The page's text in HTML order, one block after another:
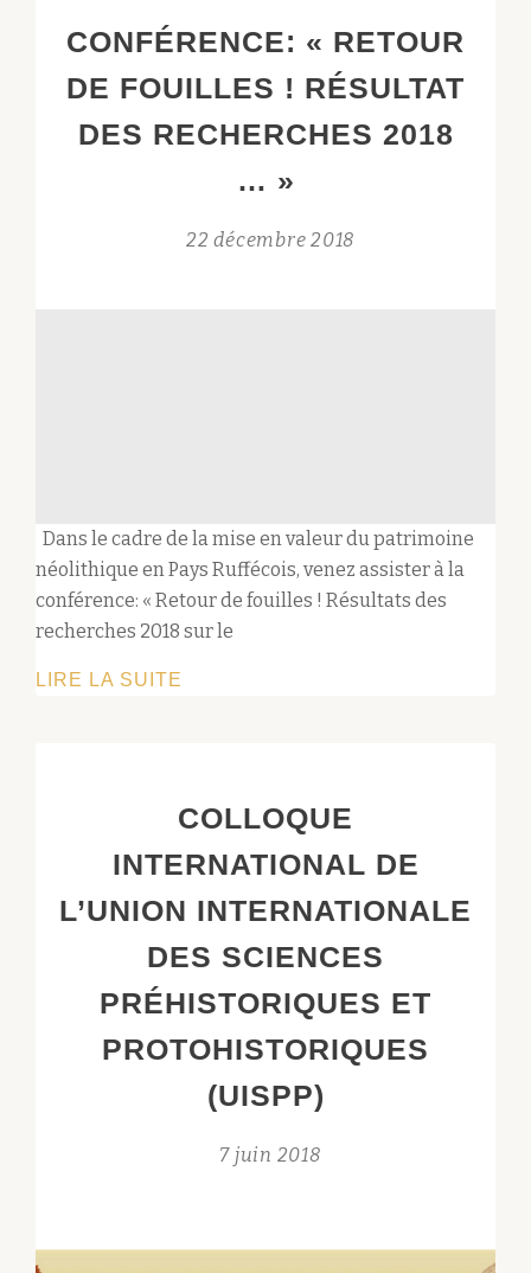
FUTUR »
CONFÉRENCE: « RETOUR
DE FOUILLES ! RÉSULTAT
DES RECHERCHES 2018
… »
22 décembre 2018
Dans le cadre de la mise en valeur du patrimoine
néolithique en Pays Ruffécois, venez assister à la
conférence: « Retour de fouilles ! Résultats des
recherches 2018 sur le
LIRE LA SUITE
RÉSULTAT
DES
2018
… »
COLLOQUE
INTERNATIONAL DE
L’UNION INTERNATIONALE
DES SCIENCES
PRÉHISTORIQUES ET
PROTOHISTORIQUES
(UISPP)
7 juin 2018